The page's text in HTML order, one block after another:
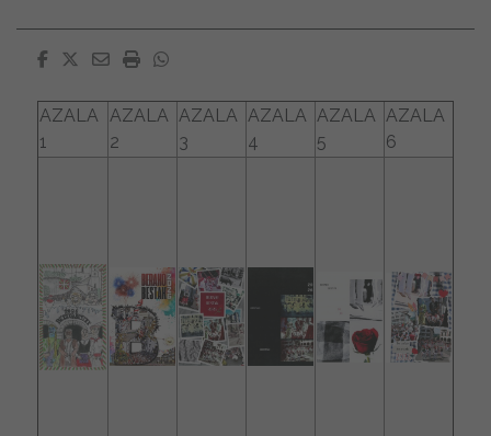
Facebook
Twitter
EmailImprimirWhatsapp
AZALA
1
AZALA
2
AZALA
3
AZALA
4
AZALA
5
AZALA
6